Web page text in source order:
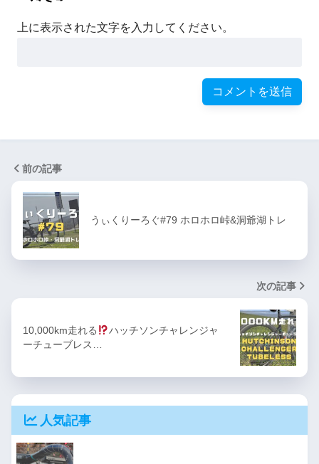
上に表示された文字を入力してください。
前の記事
うぃくりーろぐ#79 ホロホロ峠&洞爺湖トレ
次の記事
10,000km走れる
ハッチソンチャレンジャ
ーチューブレス…
人気記事